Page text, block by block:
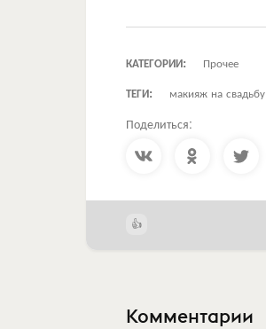
КАТЕГОРИИ:
Прочее
ТЕГИ:
макияж на свадьбу
Поделиться:
Комментарии